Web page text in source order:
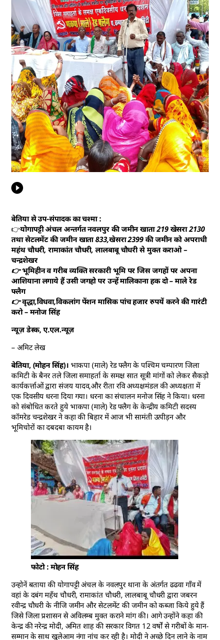
बेतिया से उप-संपादक का चश्मा :
👉योगापट्टी अंचल अन्तर्गत नवलपुर की जमीन खाता 219 खेसरा 2130
तथा सेटलमेंट की जमीन खाता 833,खेसरा 2399 की जमीन को अपराधी
महंथ चौधरी, रामाकांत चौधरी, लालबाबू चौधरी से मुक्त कराओ –
चन्द्रशेखर
👉 भूमिहीन व गरीब व्यक्ति सरकारी भूमि पर जिस जगहों पर अपना
आशियाना लगाये हैं उसी जगहो पर उन्हें मालिकाना हक दो – माले रेड
फ्लैग
👉 वृद्धा,विधवा,विकलांग पेंशन मासिक पांच हजार रुपयें करने की गारंटी
करो – मनोज सिंह
न्यूज़ डेस्क, ए.एल.न्यूज़
– अमिट लेख
बेतिया, (मोहन सिंह)। भाकपा (माले) रेड फ्लैग के पश्चिम चम्पारण जिला
कमिटी के बैनर तले जिला समाहर्ता के समक्ष सात सूत्री मांगों को लेकर सैकड़ो
कार्यकर्त्ताओं द्वारा संजय यादव,और रीता रवि अध्यक्षमंडल की अध्यक्षता में
एक दिवसीय धरना दिया गया। धरना का संचालन मनोज सिंह ने किया। धरना
को संबोधित करते हुये भाकपा (माले) रेड फ्लैग के केन्द्रीय कमिटी सदस्य
कॉमरेड चन्द्रशेखर ने कहा की बिहार में आज भी सामंती उत्पीड़न और
भूमिचोरों का दबदबा कायम है।
फोटो : मोहन सिंह
उन्होनें बताया की योगापट्टी अंचल के नवलपुर थाना के अंतर्गत ढढवा गाँव में
वहां के दबंग महँथ चौधरी, रामाकांत चौधरी, लालबाबू चौधरी द्वारा जबरन
रवीन्द्र चौधरी के नीजि जमीन और सेटलमेंट की जमीन को कब्जा किये हुये हैं
जिसे जिला प्रशासन से अविलम्ब मुक्त कराने मांग की। आगे उन्होंने कहा की
केन्द्र की नरेन्द्र मोदी, अमित शाह की सरकार विगत 12 वर्षों से गरीबों के मान-
सम्मान के साथ खुलेआम नंगा नांच कर रही है। मोदी ने अच्छे दिन लाने के नाम